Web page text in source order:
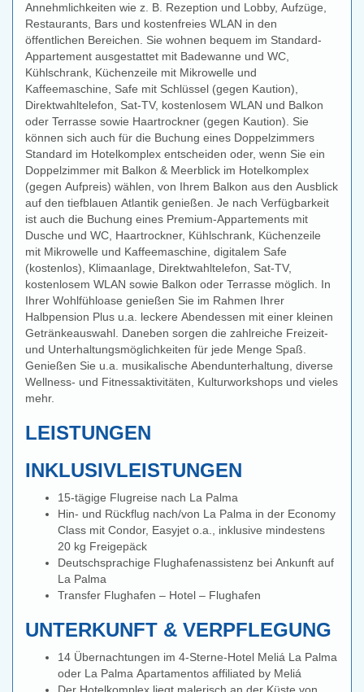
Annehmlichkeiten wie z. B. Rezeption und Lobby, Aufzüge,
Restaurants, Bars und kostenfreies WLAN in den
öffentlichen Bereichen. Sie wohnen bequem im Standard-
Appartement ausgestattet mit Badewanne und WC,
Kühlschrank, Küchenzeile mit Mikrowelle und
Kaffeemaschine, Safe mit Schlüssel (gegen Kaution),
Direktwahltelefon, Sat-TV, kostenlosem WLAN und Balkon
oder Terrasse sowie Haartrockner (gegen Kaution). Sie
können sich auch für die Buchung eines Doppelzimmers
Standard im Hotelkomplex entscheiden oder, wenn Sie ein
Doppelzimmer mit Balkon & Meerblick im Hotelkomplex
(gegen Aufpreis) wählen, von Ihrem Balkon aus den Ausblick
auf den tiefblauen Atlantik genießen. Je nach Verfügbarkeit
ist auch die Buchung eines Premium-Appartements mit
Dusche und WC, Haartrockner, Kühlschrank, Küchenzeile
mit Mikrowelle und Kaffeemaschine, digitalem Safe
(kostenlos), Klimaanlage, Direktwahltelefon, Sat-TV,
kostenlosem WLAN sowie Balkon oder Terrasse möglich. In
Ihrer Wohlfühloase genießen Sie im Rahmen Ihrer
Halbpension Plus u.a. leckere Abendessen mit einer kleinen
Getränkeauswahl. Daneben sorgen die zahlreiche Freizeit-
und Unterhaltungsmöglichkeiten für jede Menge Spaß.
Genießen Sie u.a. musikalische Abendunterhaltung, diverse
Wellness- und Fitnessaktivitäten, Kulturworkshops und vieles
mehr.
LEISTUNGEN
INKLUSIVLEISTUNGEN
15-tägige Flugreise nach La Palma
Hin- und Rückflug nach/von La Palma in der Economy
Class mit Condor, Easyjet o.a., inklusive mindestens
20 kg Freigepäck
Deutschsprachige Flughafenassistenz bei Ankunft auf
La Palma
Transfer Flughafen – Hotel – Flughafen
UNTERKUNFT & VERPFLEGUNG
14 Übernachtungen im 4-Sterne-Hotel Meliá La Palma
oder La Palma Apartamentos affiliated by Meliá